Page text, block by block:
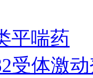
平喘药
受体激